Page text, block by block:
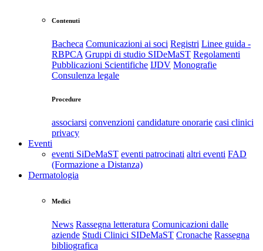
Contenuti
Bacheca Comunicazioni ai soci Registri Linee guida -
RBPCA Gruppi di studio SIDeMaST Regolamenti
Pubblicazioni Scientifiche IJDV Monografie
Consulenza legale
Procedure
associarsi convenzioni candidature onorarie casi clinici
privacy
Eventi
eventi SiDeMaST eventi patrocinati altri eventi FAD
(Formazione a Distanza)
Dermatologia
Medici
News Rassegna letteratura Comunicazioni dalle
aziende Studi Clinici SIDeMaST Cronache Rassegna
bibliografica